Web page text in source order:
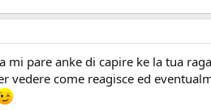
pare anke di capire ke la tua
come reagisce ed